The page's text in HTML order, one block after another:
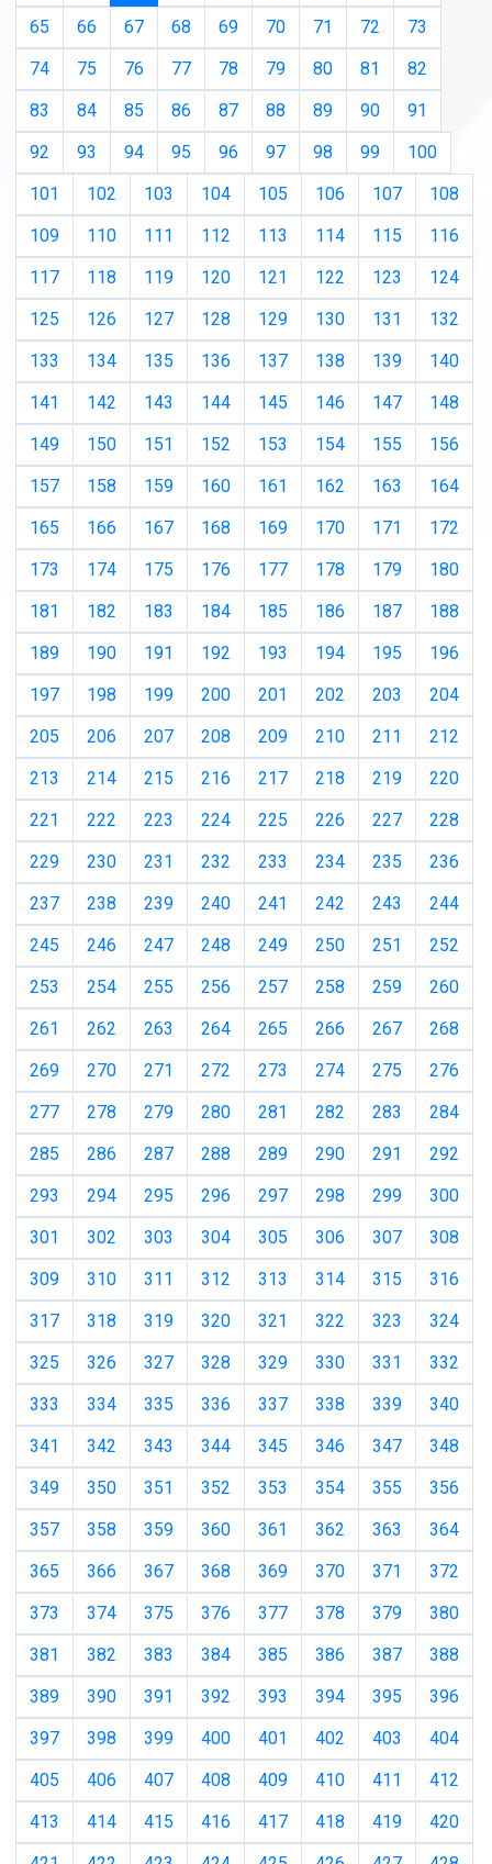
65
66 67 68 69 70 71 72
73
74
75 76 77 78 79 80 81
82
83
84 85 86 87 88 89 90
91
92
93 94 95 96 97 98 99
100
101
102 103 104 105 106 107
108
109
110 111 112 113 114 115
116
117
118 119 120 121 122 123
124
125
126 127 128 129 130 131
132
133
134 135 136 137 138 139
140
141
142 143 144 145 146 147
148
149
150 151 152 153 154 155
156
157
158 159 160 161 162 163
164
165
166 167 168 169 170 171
172
173
174 175 176 177 178 179
180
181
182 183 184 185 186 187
188
189
190 191 192 193 194 195
196
197
198 199 200 201 202 203
204
205
206 207 208 209 210 211
212
213
214 215 216 217 218 219
220
221
222 223 224 225 226 227
228
229
230 231 232 233 234 235
236
237
238 239 240 241 242 243
244
245
246 247 248 249 250 251
252
253
254 255 256 257 258 259
260
261
262 263 264 265 266 267
268
269
270 271 272 273 274 275
276
277
278 279 280 281 282 283
284
285
286 287 288 289 290 291
292
293
294 295 296 297 298 299
300
301
302 303 304 305 306 307
308
309
310 311 312 313 314 315
316
317
318 319 320 321 322 323
324
325
326 327 328 329 330 331
332
333
334 335 336 337 338 339
340
341
342 343 344 345 346 347
348
349
350 351 352 353 354 355
356
357
358 359 360 361 362 363
364
365
366 367 368 369 370 371
372
373
374 375 376 377 378 379
380
381
382 383 384 385 386 387
388
389
390 391 392 393 394 395
396
397
398 399 400 401 402 403
404
405
406 407 408 409 410 411
412
413
414 415 416 417 418 419
420